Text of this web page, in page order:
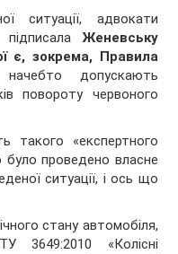
ситуації, адвокати
Женевську
є, зокрема, Правила
допускають
повороту червоного
такого «експертного
було проведено власне
ситуації, і ось що
стану автомобіля,
3649:2010 «Колісні